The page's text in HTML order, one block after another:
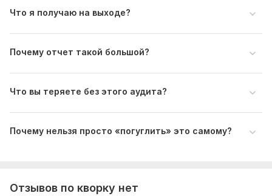
Что я получаю на выходе?
Почему отчет такой большой?
Что вы теряете без этого аудита?
Почему нельзя просто «погуглить» это самому?
Отзывов по кворку нет